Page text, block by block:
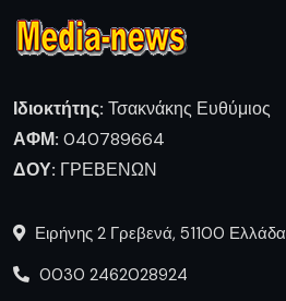
Ιδιοκτήτης: Τσακνάκης Ευθύμιος
ΑΦΜ: 040789664
ΔΟΥ: ΓΡΕΒΕΝΩΝ
Ειρήνης 2 Γρεβενά, 51100 Ελλάδα
0030 2462028924